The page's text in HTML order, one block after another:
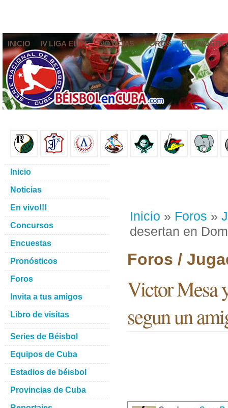
INICIO IV LIGA ELITE NOTICIAS FOROS
Inicio » Foros »
desertan en
Foros /
Victor Mesa
segun un
Inicio
Noticias
En vivo!!!
Concursos
Encuestas
Pronósticos
Foros
Invita a tus amigos
Libro de visitas
Series de Béisbol
Equipos de Cuba
Estadios de béisbol
Provincias de Cuba